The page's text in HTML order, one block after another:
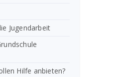
Jugendarbeit
Hilfe anbieten?